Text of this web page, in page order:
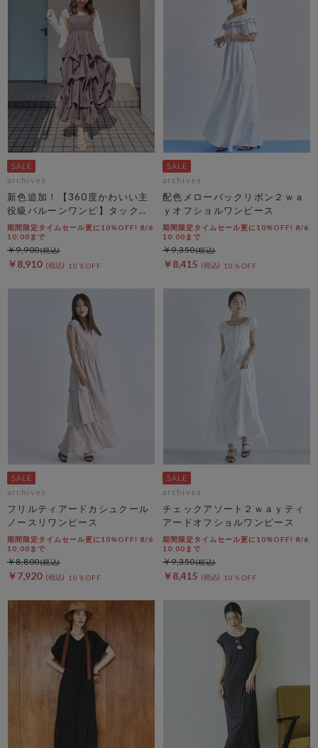
archives
新色追加！【360度かわいい主
役級バルーンワンピ】タックバ
ルーンノースリギャザーワンピ
ース
期間限定タイムセール更に10%OFF! 8/6
10:00まで
￥8,910 10％OFF
￥9,900
archives
配色メローバックリボン２ｗａ
ｙオフショルワンピース
期間限定タイムセール更に10%OFF! 8/6
10:00まで
￥8,415 10％OFF
￥9,350
archives
フリルティアードカシュクール
ノースリワンピース
期間限定タイムセール更に10%OFF! 8/6
10:00まで
￥7,920 10％OFF
￥8,800
archives
チェックアソート２ｗａｙティ
アードオフショルワンピース
期間限定タイムセール更に10%OFF! 8/6
10:00まで
￥8,415 10％OFF
￥9,350